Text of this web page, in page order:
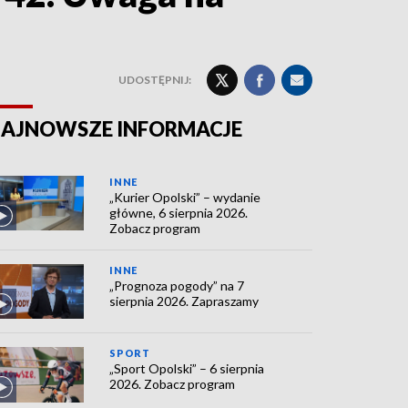
UDOSTĘPNIJ:
INFORMACJE
INNE
„Kurier Opolski” – wydanie
główne, 6 sierpnia 2026.
Zobacz program
INNE
„Prognoza pogody” na 7
sierpnia 2026. Zapraszamy
SPORT
„Sport Opolski” – 6 sierpnia
2026. Zobacz program